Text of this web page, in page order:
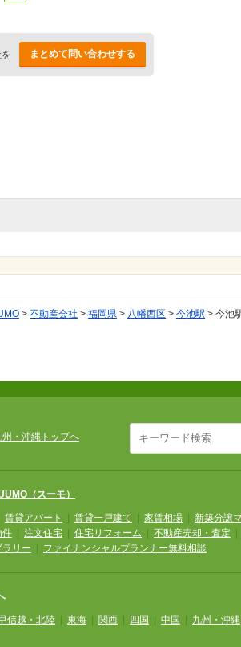
まとめて問い合わせする
> 不動産会社 > 福岡県 > 八幡西区 > 今池駅 > 今池
州・沖縄トップへ
（スーモ）
賃貸アパート 賃貸一戸建て 家賃相場
新築分譲
件 注文住宅 住宅リフォーム 不動産売却・査定
リー ファイナンシャルプランナー無料相談
信越・北陸 東海 関西 四国 中国 九州・沖縄